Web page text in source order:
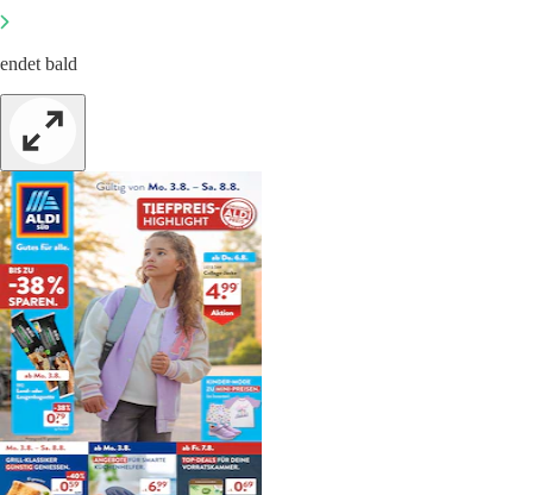
endet bald